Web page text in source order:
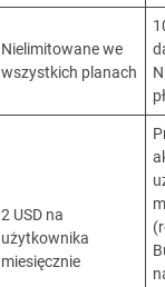
Nielimitowane we
wszystkich planach
2 USD na
użytkownika
miesięcznie